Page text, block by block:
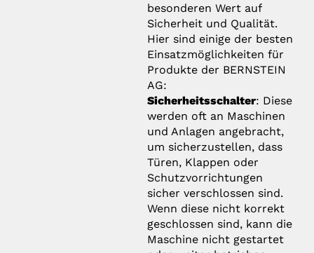
besonderen Wert auf
Sicherheit und Qualität.
Hier sind einige der besten
Einsatzmöglichkeiten für
Produkte der BERNSTEIN
AG:
Sicherheitsschalter: Diese
werden oft an Maschinen
und Anlagen angebracht,
um sicherzustellen, dass
Türen, Klappen oder
Schutzvorrichtungen
sicher verschlossen sind.
Wenn diese nicht korrekt
geschlossen sind, kann die
Maschine nicht gestartet